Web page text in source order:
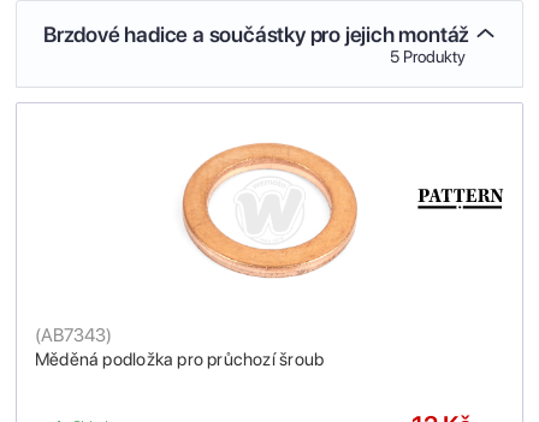
Brzdové hadice a součástky pro jejich montáž
5 Produkty
Měděná podložka pro průchozí šroub
(AB7343)